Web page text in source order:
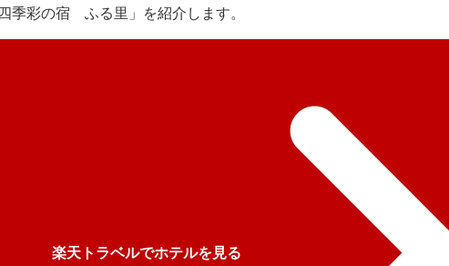
季彩の宿 ふる里」を紹介します。
楽天トラベルでホテルを見る